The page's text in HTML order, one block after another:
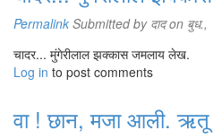
Permalink Submitted by दादon बुध.,
चादर... मुंगेरीलाल झक्कास जमलाय लेख.
Log in to post comments
वा ! छान, मजा आली. ऋतू